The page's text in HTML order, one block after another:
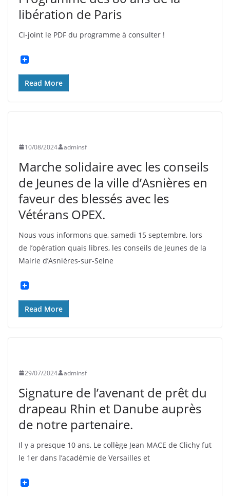
libération de Paris
Ci-joint le PDF du programme à consulter !
Read More
10/08/2024 adminsf
Marche solidaire avec les conseils
de Jeunes de la ville d’Asnières en
faveur des blessés avec les
Vétérans OPEX.
Nous vous informons que, samedi 15 septembre, lors
de l’opération quais libres, les conseils de Jeunes de la
Mairie d’Asnières-sur-Seine
Read More
29/07/2024 adminsf
Signature de l’avenant de prêt du
drapeau Rhin et Danube auprès
de notre partenaire.
Il y a presque 10 ans, Le collège Jean MACE de Clichy fut
le 1er dans l’académie de Versailles et